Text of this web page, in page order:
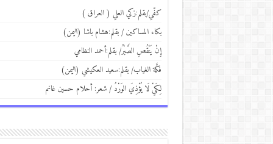
كفّي/بقلم:زكي العلي ( العراق )
بكاء المساكين / بقلم:هشام باشا (اليمن)
إِنْ يَنْقُصِ الصَّبْرُ/ بقلم:أحمد النظامي
فكَّة الغياب/ بقلم:سعيد العكيشي (اليمن)
لِكَيْ لَا يُؤْذِيَ الوَرْدُ / شعر: أحلام حسين غانم